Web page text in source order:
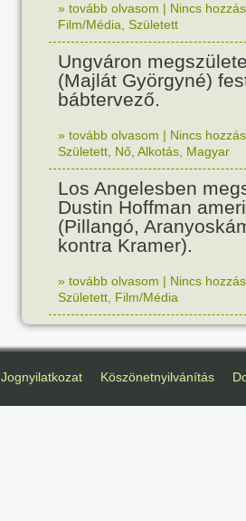
» tovább olvasom | Nincs
Film/Média Született
Ungváron
(Majlát Györgyné)
bábtervező.
» tovább olvasom | Nincs
Született Nő Alkotás Magyar
Los Angelesben
Dustin Hoffman
(Pillangó,
kontra Kramer).
» tovább olvasom | Nincs
Született Film/Média
Jognyilatkozat Köszönetnyilvánítás